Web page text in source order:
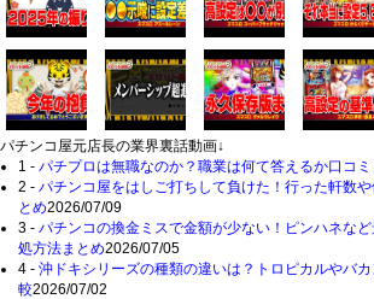
パチンコ屋元店長の業界裏話動画↓
1 - パチプロは無職なのか？職業は何て答えるか口コミ
2 - パチンコ屋をはしご打ちして負けた！行った軒数
とめ2026/07/09
3 - パチンコの換金ミスで金額が少ない！ピンハネな
処方法まとめ2026/07/05
4 - 沖ドキシリーズの種類の違いは？トロピカルやバ
較2026/07/02